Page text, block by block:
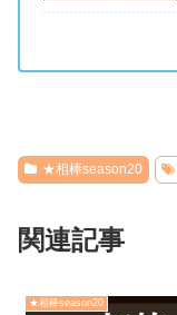
★相棒season20
関連記事
★相棒season20